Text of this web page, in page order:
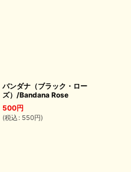
バンダナ（ブラック・ロー
ズ）/Bandana Rose
500円
(税込 : 550円)